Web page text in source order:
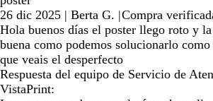
26 dic 2025 | Berta G. |Compra
Hola buenos días el poster llego roto y
buena como podemos solucionarlo
que veais el desperfecto
Respuesta del equipo de Servicio de
VistaPrint: